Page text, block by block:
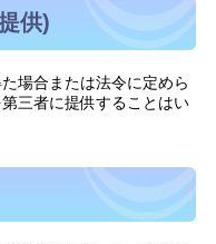
供)
場合または法令に定めら
三者に提供することはい